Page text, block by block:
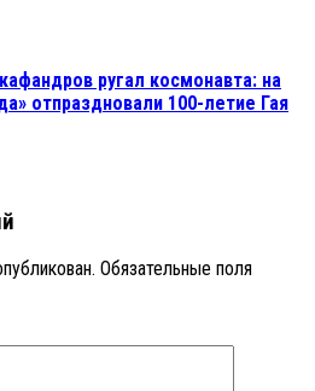
ругал космонавта: на
отпраздновали 100-летие Гая
Обязательные поля